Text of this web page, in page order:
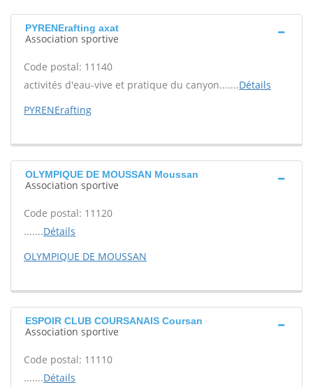
PYRENErafting axat
Association sportive
Code postal: 11140
activités d'eau-vive et pratique du canyon.......Détails
PYRENErafting
OLYMPIQUE DE MOUSSAN Moussan
Association sportive
Code postal: 11120
.......Détails
OLYMPIQUE DE MOUSSAN
ESPOIR CLUB COURSANAIS Coursan
Association sportive
Code postal: 11110
.......Détails